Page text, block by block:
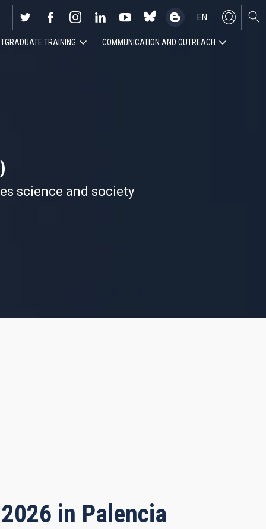
EN
ES
TRAINING COMMUNICATION AND OUTREACH
science and society
in Palencia